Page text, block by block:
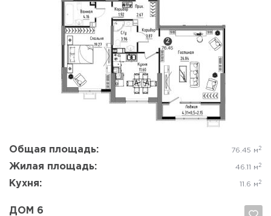
Общая площадь: 76.45 м 2
Жилая площадь: 46.11 м 2
Кухня: 11.6 м 2
Да, удалить Отмена
ДОМ 6